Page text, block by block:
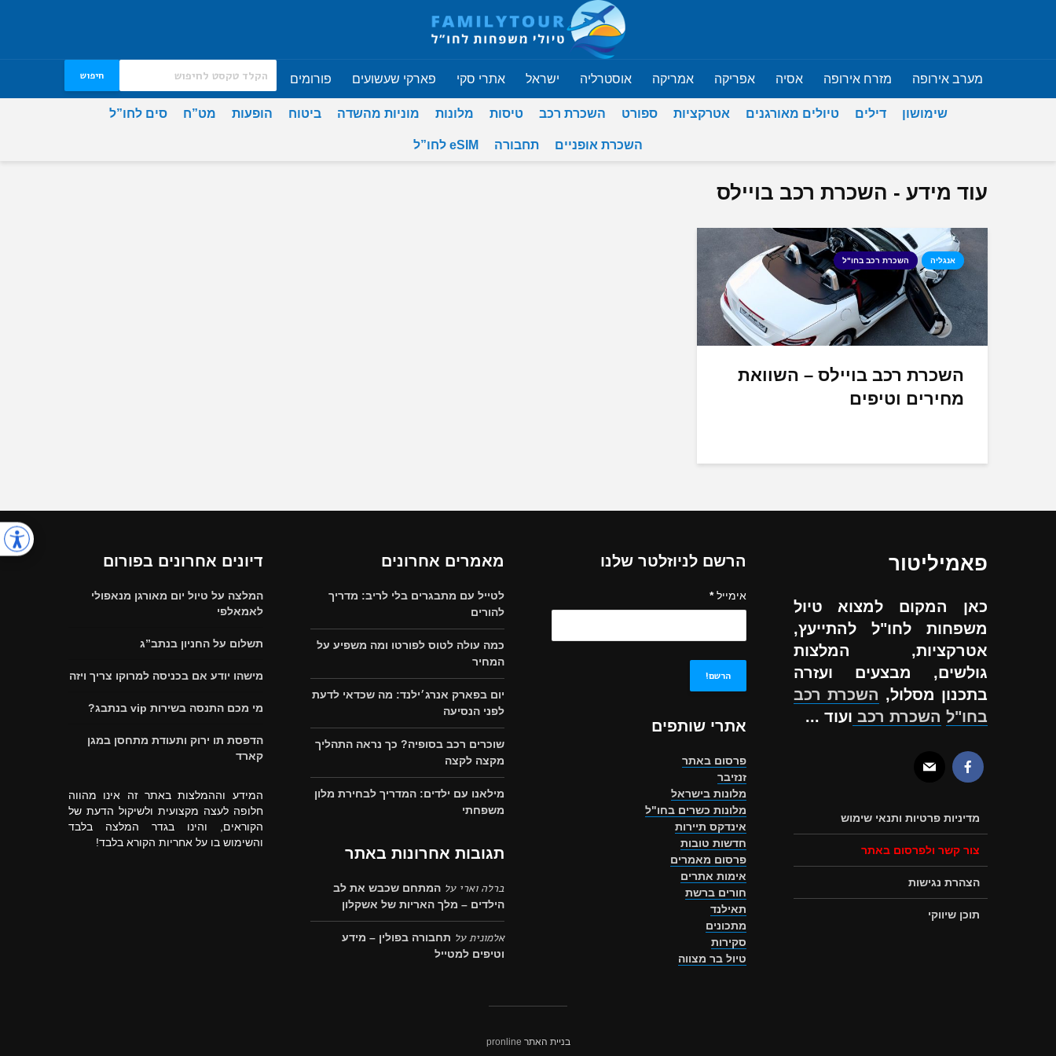
מערב אירופה מזרח אירופה אסיה אפריקה אמריקה אוסטרליה ישראל אתרי סקי פארקי שעשועים פורומים חיפוש
שימושון דילים טיולים מאורגנים אטרקציות ספורט השכרת רכב טיסות מלונות מוניות מהשדה ביטוח הופעות מט”ח סים לחו”ל
השכרת אופניים תחבורה eSIM לחו”ל
עוד מידע - השכרת רכב בויילס
אנגליה השכרת רכב בחו"ל
השכרת רכב בויילס – השוואת
מחירים וטיפים
פאמיליטור
כאן המקום למצוא טיול
משפחות לחו"ל להתייעץ,
אטרקציות, המלצות
גולשים, מבצעים ועזרה
בתכנון מסלול, השכרת רכב
בחו"ל השכרת רכב ועוד ...
מדיניות פרטיות ותנאי שימוש
צור קשר ולפרסום באתר
הצהרת נגישות
תוכן שיווקי
הרשם לניוזלטר שלנו
אימייל*
אתרי שותפים
פרסום באתר
זנזיבר
מלונות בישראל
מלונות כשרים בחו"ל
אינדקס תיירות
חדשות טובות
פרסום מאמרים
אימות אתרים
חורים ברשת
תאילנד
מתכונים
סקירות
טיול בר מצווה
מאמרים אחרונים
לטייל עם מתבגרים בלי לריב: מדריך
להורים
כמה עולה לטוס לפורטו ומה משפיע על
המחיר
יום בפארק אנרג׳ילנד: מה שכדאי לדעת
לפני הנסיעה
שוכרים רכב בסופיה? כך נראה התהליך
מקצה לקצה
מילאנו עם ילדים: המדריך לבחירת מלון
משפחתי
תגובות אחרונות באתר
ברלה וארי על המתחם שכבש את לב
הילדים – מלך האריות של אשקלון
אלמוניתעל תחבורה בפולין – מידע
וטיפים למטייל
דיונים אחרונים בפורום
המלצה על טיול יום מאורגן מנאפולי
לאמאלפי
תשלום על החניון בנתב”ג
מישהו יודע אם בכניסה למרוקו צריך ויזה
מי מכם התנסה בשירות vip בנתבג?
הדפסת תו ירוק ותעודת מתחסן במגן
קארד
המידע וההמלצות באתר זה אינו מהווה
חלופה לעצה מקצועית ולשיקול הדעת של
הקוראים, והינו בגדר המלצה בלבד
והשימוש בו על אחריות הקורא בלבד!
בניית האתר pronline